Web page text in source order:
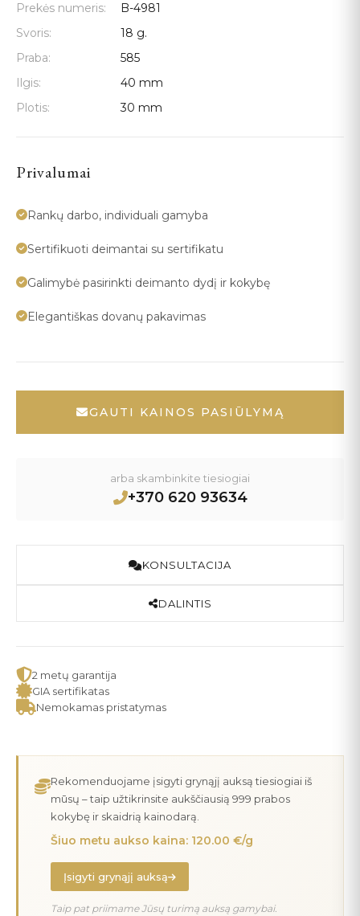
Prekės numeris:
B-4981
Svoris:
18 g.
Praba:
585
Ilgis:
40 mm
Plotis:
30 mm
Privalumai
Rankų darbo, individuali gamyba
Sertifikuoti deimantai su sertifikatu
Galimybė pasirinkti deimanto dydį ir kokybę
Elegantiškas dovanų pakavimas
GAUTI KAINOS PASIŪLYMĄ
arba skambinkite tiesiogiai
+370 620 93634
KONSULTACIJA
DALINTIS
2 metų garantija
GIA sertifikatas
Nemokamas pristatymas
Rekomenduojame įsigyti grynąjį auksą tiesiogiai iš
mūsų – taip užtikrinsite aukščiausią 999 prabos
kokybę ir skaidrią kainodarą.
Šiuo metu aukso kaina: 120.00 €/g
Įsigyti grynąjį auksą
Taip pat priimame Jūsų turimą auksą gamybai.